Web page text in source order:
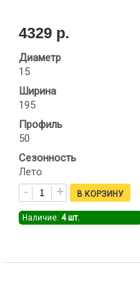
4329 р.
Диаметр
15
Ширина
195
Профиль
50
Сезонность
Лето
Наличие: 4шт.